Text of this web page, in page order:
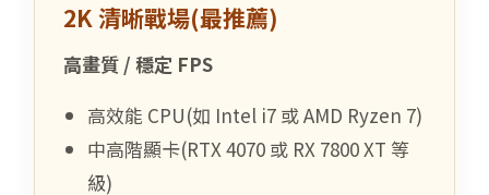
2K 清晰戰場(最推薦)
高畫質 / 穩定 FPS
高效能 CPU(如 Intel i7 或 AMD Ryzen 7)
中高階顯卡(RTX 4070 或 RX 7800 XT 等
級)